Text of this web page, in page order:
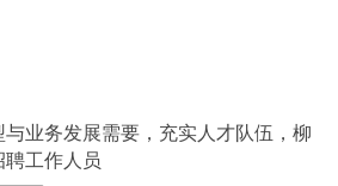
业务发展需要，充实人才队伍，柳
工作人员